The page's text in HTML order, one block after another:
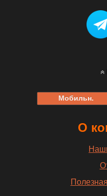
Мобильн.
О